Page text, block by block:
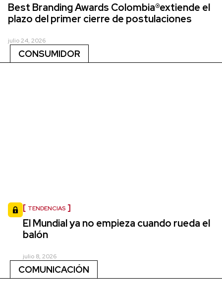
Best Branding Awards Colombia®extiende el
plazo del primer cierre de postulaciones
julio 24, 2026
CONSUMIDOR
TENDENCIAS
El Mundial ya no empieza cuando rueda el
balón
julio 8, 2026
COMUNICACIÓN